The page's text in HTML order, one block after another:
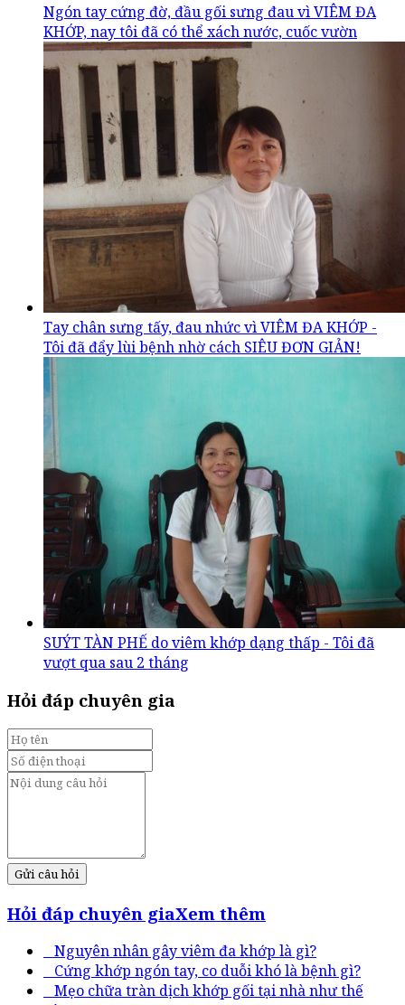
Ngón tay cứng đờ, đầu gối sưng đau vì VIÊM ĐA
KHỚP, nay tôi đã có thể xách nước, cuốc vườn
Tay chân sưng tấy, đau nhức vì VIÊM ĐA KHỚP -
Tôi đã đẩy lùi bệnh nhờ cách SIÊU ĐƠN GIẢN!
SUÝT TÀN PHẾ do viêm khớp dạng thấp - Tôi đã
vượt qua sau 2 tháng
Hỏi đáp chuyên gia
Gửi câu hỏi
Hỏi đáp chuyên giaXem thêm
Nguyên nhân gây viêm đa khớp là gì?
Cứng khớp ngón tay, co duỗi khó là bệnh gì?
Mẹo chữa tràn dịch khớp gối tại nhà như thế